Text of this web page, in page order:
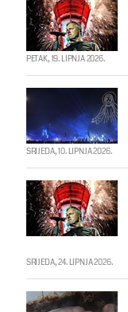
PETAK, 19. LIPNJA 2026.
SRIJEDA, 10. LIPNJA 2026.
SRIJEDA, 24. LIPNJA 2026.